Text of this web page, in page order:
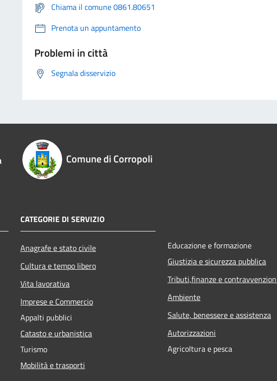
Chiama il comune 0861.80651
Prenota un appuntamento
Problemi in città
Segnala disservizio
Comune di Corropoli
CATEGORIE DI SERVIZIO
Anagrafe e stato civile
Cultura e tempo libero
Vita lavorativa
Imprese e Commercio
Appalti pubblici
Catasto e urbanistica
Turismo
Mobilità e trasporti
Educazione e formazione
Giustizia e sicurezza pubblica
Tributi,finanze e
Ambiente
Salute, benessere e assistenza
Autorizzazioni
Agricoltura e pesca